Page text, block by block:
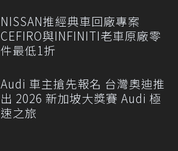
NISSAN推經典車回廠專案
CEFIRO與INFINITI老車原廠零
件最低1折
Audi 車主搶先報名 台灣奧迪推
出 2026 新加坡大獎賽 Audi 極
速之旅